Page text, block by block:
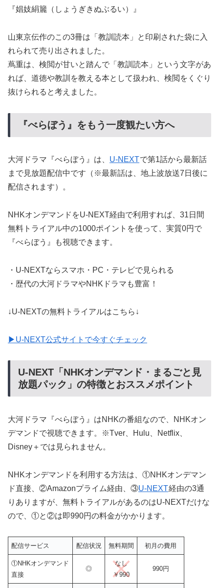
『娼妓絹籭（しょうぎきぬぶるい）』
山東京伝作のこの3冊は「教訓読本」と印刷された袋に入
れられて売り出されました。
蔦重は、検閲が甘いと踏んで「教訓読本」という文字があ
れば、道徳や教訓を教える本として扱われ、検閲をくぐり
抜けられると考えました。
『べらぼう』をもう一度観たい方へ
大河ドラマ『べらぼう』は、 U-NEXTで第1話から最新話
まで見放題配信中です（※最新話は、地上波放送7日後に
配信されます）。
NHKオンデマンドをU-NEXT経由で利用すれば、31日間
無料トライアル中の1000ポイントを使って、実質0円で
『べらぼう』も視聴できます。
・U-NEXTならスマホ・PC・テレビで見られる
・歴代の大河ドラマやNHKドラマも豊富！
↓U-NEXTの無料トライアルはこちら↓
▶U-NEXT公式サイトで今すぐチェック
U-NEXT「NHKオンデマンド・まるごと見
放題パック」の特徴とおススメポイント
大河ドラマ『べらぼう』はNHKの番組なので、NHKオン
デマンドで視聴できます。※Tver、Hulu、Netflix、
Disney＋では見られません。
NHKオンデマンドを利用する方法は、①NHKオンデマン
ド直接、②Amazonプライム経由、③U-NEXT経由の3通
りありますが、無料トライアルがあるのはU-NEXTだけな
ので、①と②は即990円の料金がかかります。
配信サービス 配信状況 無料期間 初月の費用
①NHKオンデマンド
直接
◎
なし
￥990
990円